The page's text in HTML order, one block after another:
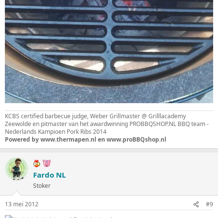
KCBS certified barbecue judge, Weber Grillmaster @ Grilllacademy
Zeewolde en pitmaster van het awardwinning PROBBQSHOP.NL BBQ team -
Nederlands Kampioen Pork Ribs 2014
Powered by www.thermapen.nl en www.proBBQshop.nl
Fardo NL
Stoker
13 mei 2012 #9